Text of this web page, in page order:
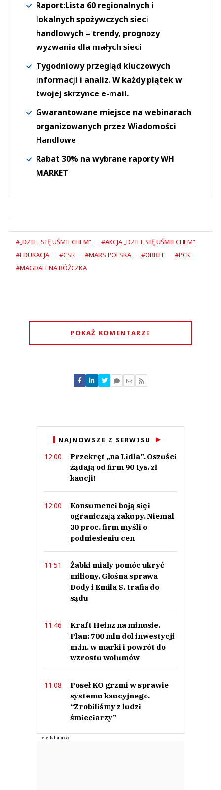
Raport:Lista 60 regionalnych i
lokalnych spożywczych sieci
handlowych – trendy, prognozy
wyzwania dla małych sieci
Tygodniowy przegląd kluczowych
informacji i analiz. W każdy piątek w
twojej skrzynce e-mail.
Gwarantowane miejsce na webinarach
organizowanych przez Wiadomości
Handlowe
Rabat 30% na wybrane raporty WH
MARKET
#„DZIEL SIĘ UŚMIECHEM”
#AKCJA „DZIEL SIĘ UŚMIECHEM”
#EDUKACJA
#CSR #MARS POLSKA #ORBIT
#PCK
#MAGDALENA RÓŻCZKA
POKAŻ KOMENTARZE
Nie znaleziono komentarzy
Zostaw swoje komentarze
NAJNOWSZE Z SERWISU
12:00
Przekręt „na Lidla”. Oszuści
żądają od firm 90 tys. zł
kaucji!
12:00
Konsumenci boją się i
ograniczają zakupy. Niemal
30 proc. firm myśli o
podniesieniu cen
11:51
Żabki miały pomóc ukryć
miliony. Głośna sprawa
Dody i Emila S. trafia do
sądu
11:46
Kraft Heinz na minusie.
Plan: 700 mln dol inwestycji
m.in. w marki i powrót do
wzrostu wolumów
11:08
Poseł KO grzmi w sprawie
systemu kaucyjnego.
“Zrobiliśmy z ludzi
śmieciarzy”